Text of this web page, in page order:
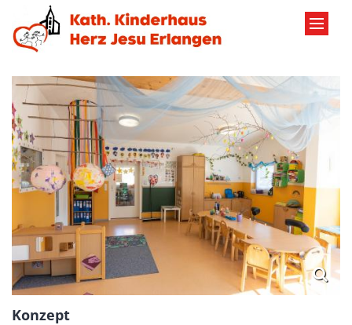
Zum Inhalt springen
Konzept